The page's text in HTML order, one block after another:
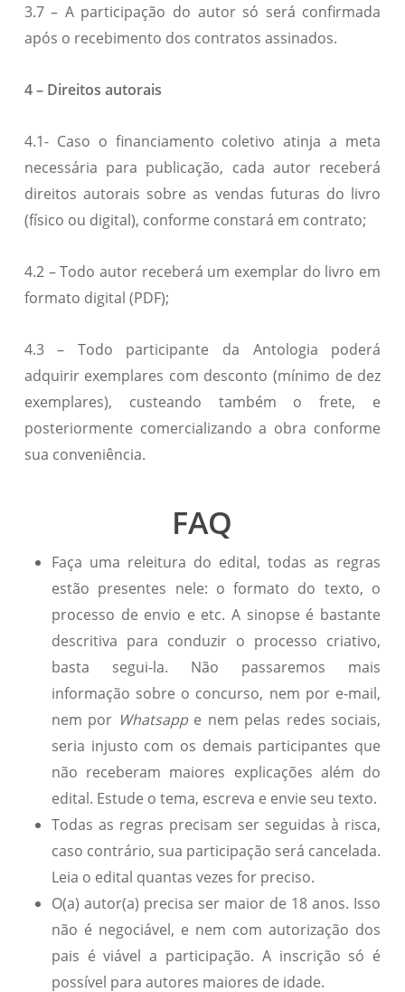
3.7 – A participação do autor só será confirmada
após o recebimento dos contratos assinados.
4 – Direitos autorais
4.1- Caso o financiamento coletivo atinja a meta
necessária para publicação, cada autor receberá
direitos autorais sobre as vendas futuras do livro
(físico ou digital), conforme constará em contrato;
4.2 – Todo autor receberá um exemplar do livro em
formato digital (PDF);
4.3 – Todo participante da Antologia poderá
adquirir exemplares com desconto (mínimo de dez
exemplares), custeando também o frete, e
posteriormente comercializando a obra conforme
sua conveniência.
FAQ
Faça uma releitura do edital, todas as regras
estão presentes nele: o formato do texto, o
processo de envio e etc. A sinopse é bastante
descritiva para conduzir o processo criativo,
basta segui-la. Não passaremos mais
informação sobre o concurso, nem por e-mail,
nem por Whatsappe nem pelas redes sociais,
seria injusto com os demais participantes que
não receberam maiores explicações além do
edital. Estude o tema, escreva e envie seu texto.
Todas as regras precisam ser seguidas à risca,
caso contrário, sua participação será cancelada.
Leia o edital quantas vezes for preciso.
O(a) autor(a) precisa ser maior de 18 anos. Isso
não é negociável, e nem com autorização dos
pais é viável a participação. A inscrição só é
possível para autores maiores de idade.